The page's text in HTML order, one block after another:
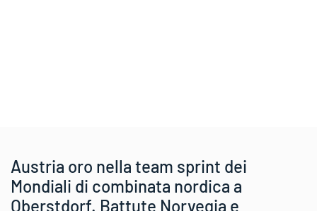
Austria oro nella team sprint dei
Mondiali di combinata nordica a
Oberstdorf. Battute Norvegia e